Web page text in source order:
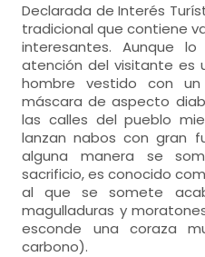
Declarada de Interés
tradicional que contiene
interesantes. Aunque
atención del visitante es
hombre vestido con
máscara de aspecto
las calles del pueblo
lanzan nabos con gran
alguna manera se
sacrificio, es conocido
al que se somete
magulladuras y
esconde una coraza
carbono).